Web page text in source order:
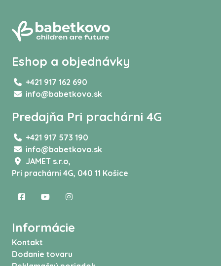
Eshop a objednávky
+421 917 162 690
info@babetkovo.sk
Predajňa Pri prachárni 4G
+421 917 573 190
info@babetkovo.sk
JAMET s.r.o,
Pri prachárni 4G, 040 11 Košice
Informácie
Kontakt
Dodanie tovaru